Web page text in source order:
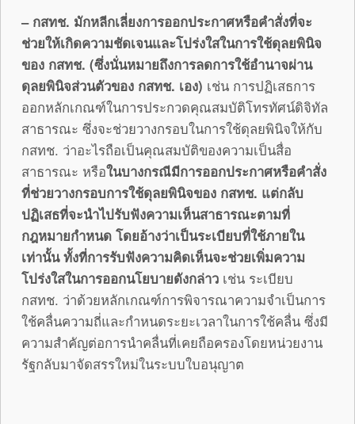
– กสทช. มักหลีกเลี่ยงการออกประกาศหรือคำสั่งที่จะ
ช่วยให้เกิดความชัดเจนและโปร่งใสในการใช้ดุลยพินิจ
ของ กสทช. (ซึ่งนั่นหมายถึงการลดการใช้อำนาจผ่าน
ดุลยพินิจส่วนตัวของ กสทช. เอง) เช่น การปฏิเสธการ
ออกหลักเกณฑ์ในการประกวดคุณสมบัติโทรทัศน์ดิจิทัล
สาธารณะ ซึ่งจะช่วยวางกรอบในการใช้ดุลยพินิจให้กับ
กสทช. ว่าอะไรถือเป็นคุณสมบัติของความเป็นสื่อ
สาธารณะ หรือในบางกรณีมีการออกประกาศหรือคำสั่ง
ที่ช่วยวางกรอบการใช้ดุลยพินิจของ กสทช. แต่กลับ
ปฏิเสธที่จะนำไปรับฟังความเห็นสาธารณะตามที่
กฎหมายกำหนด โดยอ้างว่าเป็นระเบียบที่ใช้ภายใน
เท่านั้น ทั้งที่การรับฟังความคิดเห็นจะช่วยเพิ่มความ
โปร่งใสในการออกนโยบายดังกล่าว เช่น ระเบียบ
กสทช. ว่าด้วยหลักเกณฑ์การพิจารณาความจำเป็นการ
ใช้คลื่นความถี่และกำหนดระยะเวลาในการใช้คลื่น ซึ่งมี
ความสำคัญต่อการนำคลื่นที่เคยถือครองโดยหน่วยงาน
รัฐกลับมาจัดสรรใหม่ในระบบใบอนุญาต